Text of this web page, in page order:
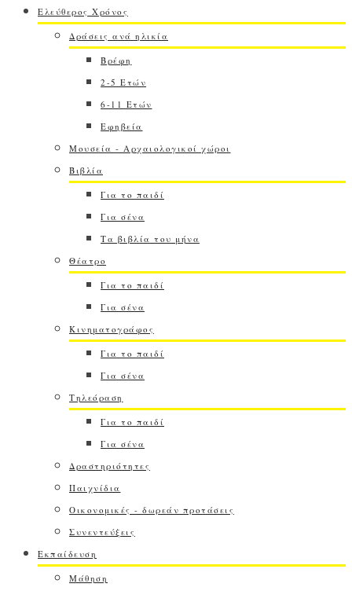
Ελεύθερος Χρόνος
Δράσεις ανά ηλικία
Βρέφη
2-5 Ετών
6-11 Ετών
Εφηβεία
Μουσεία - Αρχαιολογικοί χώροι
Βιβλία
Για το παιδί
Για σένα
Τα βιβλία του μήνα
Θέατρο
Για το παιδί
Για σένα
Κινηματογράφος
Για το παιδί
Για σένα
Τηλεόραση
Για το παιδί
Για σένα
Δραστηριότητες
Παιχνίδια
Οικονομικές - δωρεάν προτάσεις
Συνεντεύξεις
Εκπαίδευση
Μάθηση